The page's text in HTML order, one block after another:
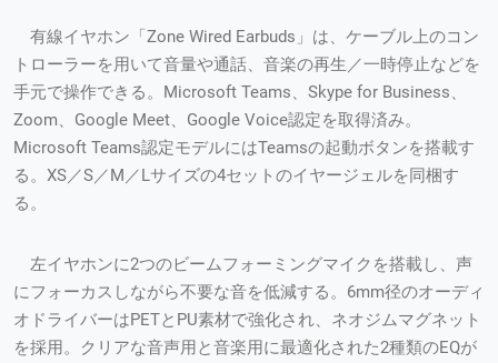
有線イヤホン「Zone Wired Earbuds」は、ケーブル上のコン
トローラーを用いて音量や通話、音楽の再生／一時停止などを
手元で操作できる。Microsoft Teams、Skype for Business、
Zoom、Google Meet、Google Voice認定を取得済み。
Microsoft Teams認定モデルにはTeamsの起動ボタンを搭載す
る。XS／S／M／Lサイズの4セットのイヤージェルを同梱す
る。
左イヤホンに2つのビームフォーミングマイクを搭載し、声
にフォーカスしながら不要な音を低減する。6mm径のオーディ
オドライバーはPETとPU素材で強化され、ネオジムマグネット
を採用。クリアな音声用と音楽用に最適化された2種類のEQが